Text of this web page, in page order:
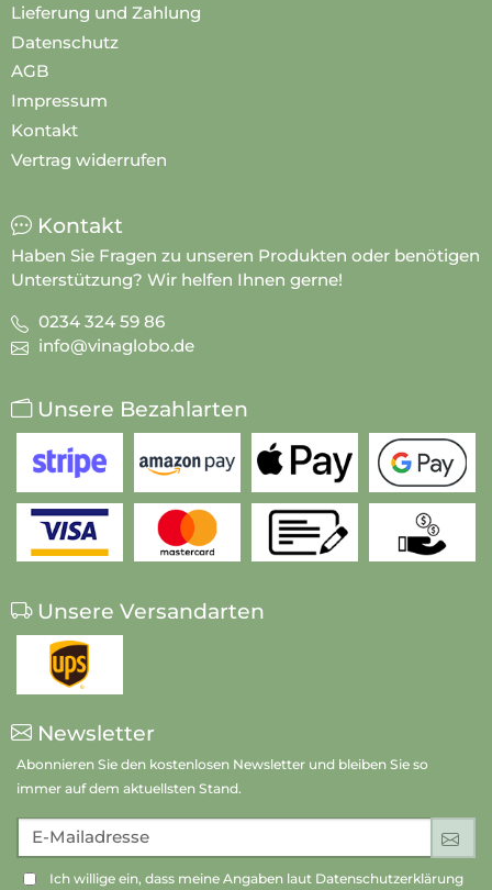
Lieferung und Zahlung
Datenschutz
AGB
Impressum
Kontakt
Vertrag widerrufen
Kontakt
Haben Sie Fragen zu unseren Produkten oder benötigen
Unterstützung? Wir helfen Ihnen gerne!
0234 324 59 86
info@vinaglobo.de
Unsere Bezahlarten
Unsere Versandarten
Newsletter
Abonnieren Sie den kostenlosen Newsletter und bleiben Sie so
immer auf dem aktuellsten Stand.
E-Mailadresse
Ich willige ein, dass meine Angaben laut Datenschutzerklärung